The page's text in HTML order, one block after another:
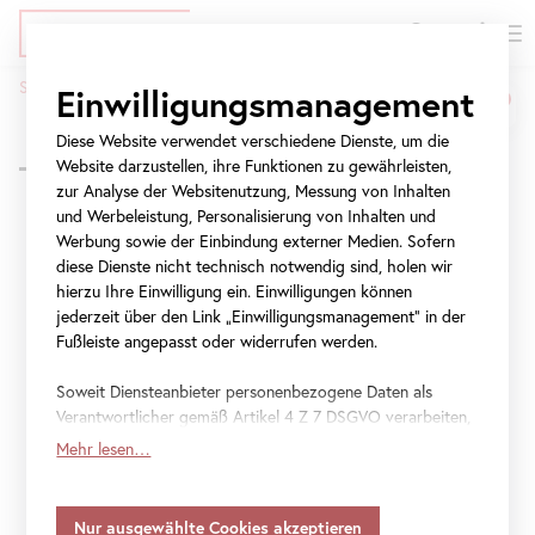
Direkt
Zur
Navigation
springen
Zur
Navigation
springen
Für
Familien:
Drachenfeuer
Burggemäuer
Pfadnavigation
Startseite Programm
Zurück zur Übersicht
Montag, 26. Oktober 2026
10:30 – 12:30
Für Familien:
Drachenfeuer
Burggemäuer
Einwilligungsmanagement
Diese Website verwendet verschiedene Dienste, um die
Website darzustellen, ihre Funktionen zu gewährleisten,
zur Analyse der Websitenutzung, Messung von Inhalten
und Werbeleistung, Personalisierung von Inhalten und
Werbung sowie der Einbindung externer Medien. Sofern
diese Dienste nicht technisch notwendig sind, holen wir
hierzu Ihre Einwilligung ein. Einwilligungen können
jederzeit über den Link „Einwilligungsmanagement“ in der
Fußleiste angepasst oder widerrufen werden.
Soweit Diensteanbieter personenbezogene Daten als
Verantwortlicher gemäß Artikel 4 Z 7 DSGVO verarbeiten,
gilt Ihre Einwilligung auch für die Weitergabe an den
Daten in Staaten ohne Vorliegen eines
Mehr lesen…